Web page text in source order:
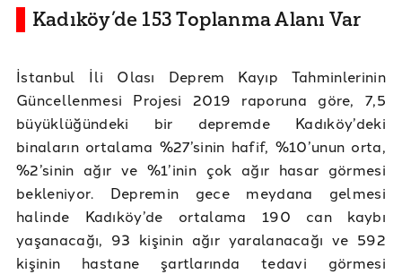
Kadıköy’de 153 Toplanma Alanı Var
İstanbul İli Olası Deprem Kayıp Tahminlerinin
Güncellenmesi Projesi 2019 raporuna göre, 7,5
büyüklüğündeki bir depremde Kadıköy’deki
binaların ortalama %27’sinin hafif, %10’unun orta,
%2’sinin ağır ve %1’inin çok ağır hasar görmesi
bekleniyor. Depremin gece meydana gelmesi
halinde Kadıköy’de ortalama 190 can kaybı
yaşanacağı, 93 kişinin ağır yaralanacağı ve 592
kişinin hastane şartlarında tedavi görmesi